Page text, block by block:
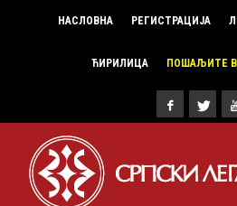
НАСЛОВНА РЕГИСТРАЦИЈА
ЋИРИЛИЦА ПОШАЉИТЕ